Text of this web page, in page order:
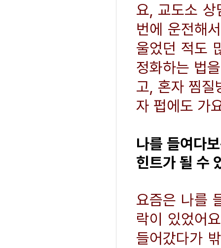
요, 교도소
번에 운전해
울었던 적도
정화하는 법
고, 혼자 찜질
자 펍에도 가
나를 들여다
힌트가 될 수
요즘은 나를
락이 있었어
들어갔다가